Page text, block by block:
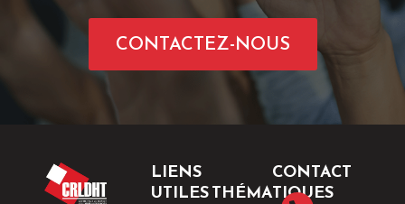
CONTACTEZ-NOUS
LIENS
UTILES THÉMATIQUES
CONTACT